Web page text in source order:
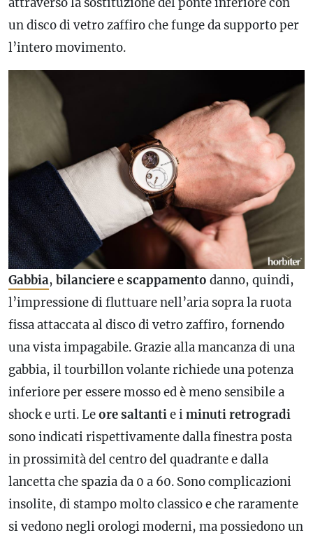
un disco di vetro zaffiro che funge da supporto per
l’intero movimento.
Gabbia, bilanciereescappamento danno, quindi,
l’impressione di fluttuare nell’aria sopra la ruota
fissa attaccata al disco di vetro zaffiro, fornendo
una vista impagabile. Grazie alla mancanza di una
gabbia, il tourbillon volante richiede una potenza
inferiore per essere mosso ed è meno sensibile a
shock e urti. Leore saltantie iminuti retrogradi
sono indicati rispettivamente dalla finestra posta
in prossimità del centro del quadrante e dalla
lancetta che spazia da 0 a 60. Sono complicazioni
insolite, di stampo molto classico e che raramente
si vedono negli orologi moderni, ma possiedono un